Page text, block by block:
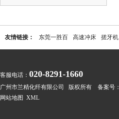
友情链接： 东莞一胜百 高速冲床 搓牙机
客服电话： 020-8291-1660
广州市兰精化纤有限公司 版权所有 备案号：
网站地图 XML